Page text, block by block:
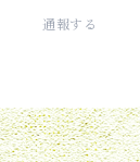
通報する